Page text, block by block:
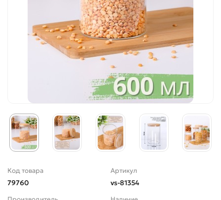
Код товара
79760
Артикул
vs-81354